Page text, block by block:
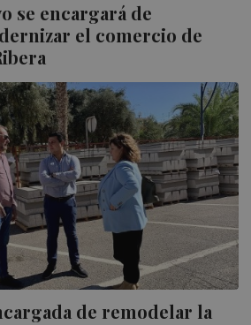
se encargará de
el comercio de
de remodelar la